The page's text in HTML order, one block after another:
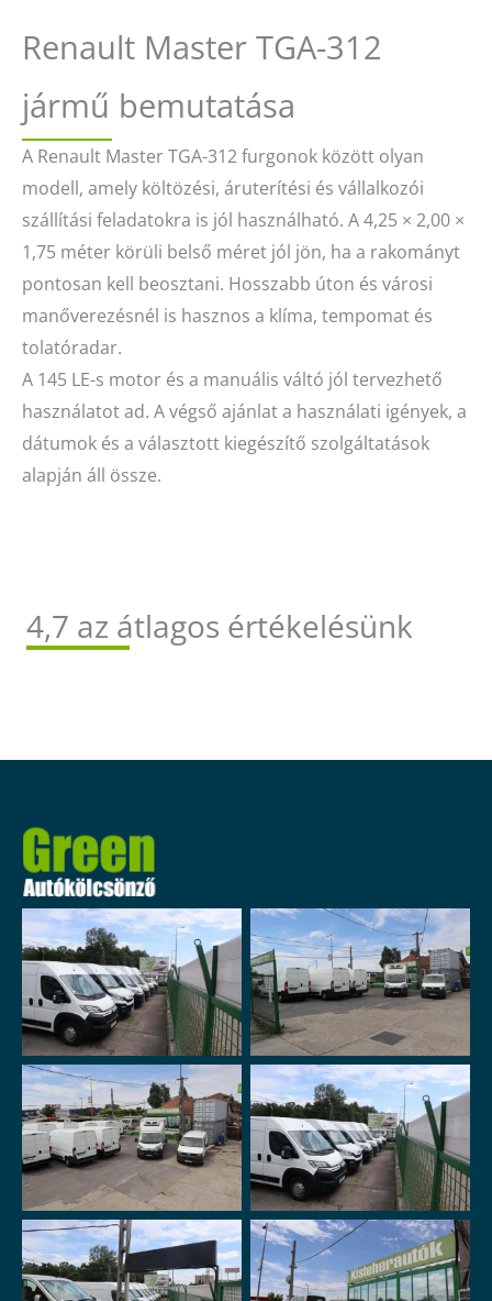
Renault Master TGA-312
jármű bemutatása
A Renault Master TGA-312 furgonok között olyan
modell, amely költözési, áruterítési és vállalkozói
szállítási feladatokra is jól használható. A 4,25 × 2,00 ×
1,75 méter körüli belső méret jól jön, ha a rakományt
pontosan kell beosztani. Hosszabb úton és városi
manőverezésnél is hasznos a klíma, tempomat és
tolatóradar.
A 145 LE-s motor és a manuális váltó jól tervezhető
használatot ad. A végső ajánlat a használati igények, a
dátumok és a választott kiegészítő szolgáltatások
alapján áll össze.
4,7 az átlagos értékelésünk